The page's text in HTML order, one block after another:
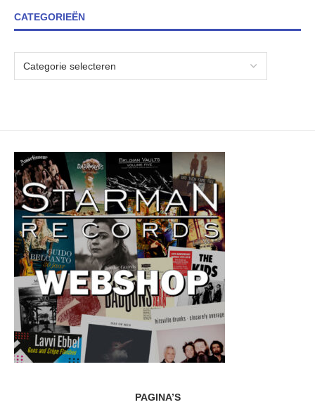
CATEGORIEËN
PAGINA’S